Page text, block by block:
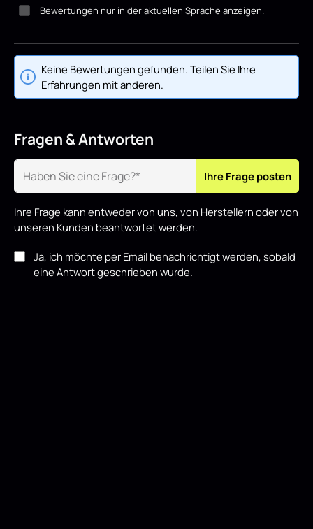
Bewertungen nur in der aktuellen Sprache anzeigen.
Keine Bewertungen gefunden. Teilen Sie Ihre
Erfahrungen mit anderen.
Fragen & Antworten
Ihre Frage posten
Ihre Frage kann entweder von uns, von Herstellern oder von
unseren Kunden beantwortet werden.
Ja, ich möchte per Email benachrichtigt werden, sobald
eine Antwort geschrieben wurde.